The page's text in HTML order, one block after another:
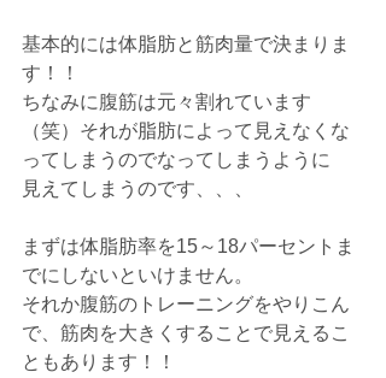
基本的には体脂肪と筋肉量で決まりま
す！！
ちなみに腹筋は元々割れています
（笑）それが脂肪によって見えなくな
ってしまうのでなってしまうように
見えてしまうのです、、、
まずは体脂肪率を15～18パーセントま
でにしないといけません。
それか腹筋のトレーニングをやりこん
で、筋肉を大きくすることで見えるこ
ともあります！！